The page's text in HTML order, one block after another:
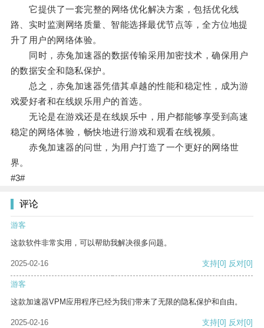
它提供了一套完整的网络优化解决方案，包括优化线
路、实时监测网络质量、智能选择最优节点等，全方位地提
升了用户的网络体验。
同时，赤兔加速器的数据传输采用加密技术，确保用户
的数据安全和隐私保护。
总之，赤兔加速器凭借其卓越的性能和稳定性，成为游
戏爱好者和在线娱乐用户的首选。
无论是在游戏还是在线娱乐中，用户都能够享受到高速
稳定的网络体验，畅快地进行游戏和观看在线视频。
赤兔加速器的问世，为用户打造了一个更好的网络世
界。
#3#
评论
游客
这款软件非常实用，可以帮助我解决很多问题。
2025-02-16 支持[0] 反对[0]
游客
这款加速器VPM应用程序已经为我们带来了无限的隐私保护和自由。
2025-02-16 支持[0] 反对[0]